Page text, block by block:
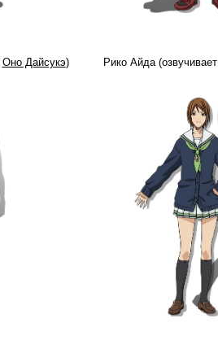
Оно Дайсукэ) Рико Айда (озвучивает